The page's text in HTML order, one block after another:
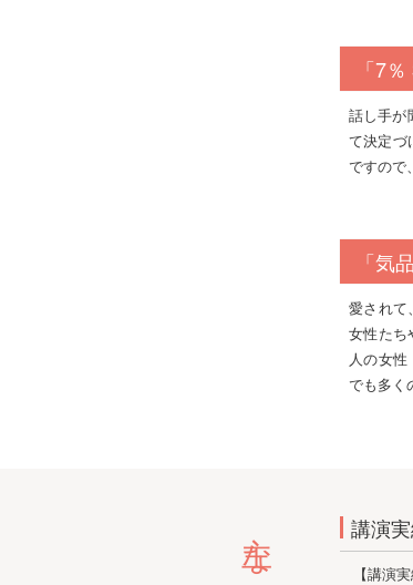
「7
話し手が
て決定づ
ですので
「気
愛されて
女性たち
人の女
でも多く
主な実績 講演
【講演実